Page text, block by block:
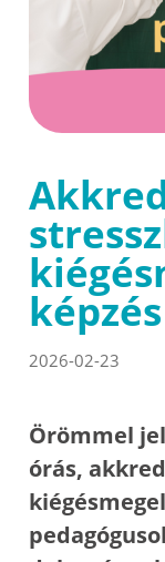
képzés
2026-02-23
Örömmel
órás,